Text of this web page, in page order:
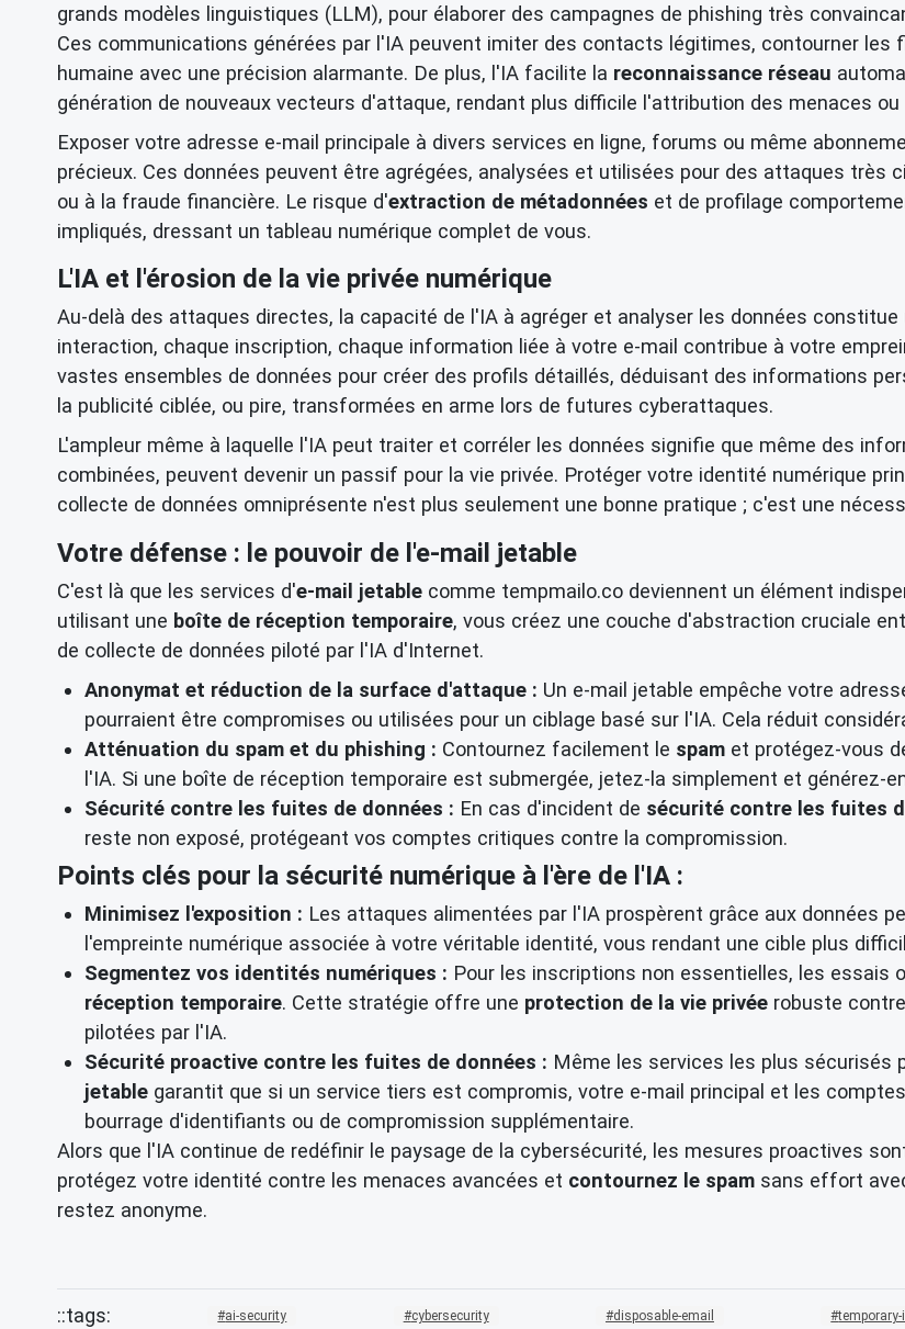
grands modèles linguistiques (LLM), pour élaborer des campagnes de phishing très
Ces communications générées par l'IA peuvent imiter des contacts légitimes, contourner
humaine avec une précision alarmante. De plus, l'IA facilite la reconnaissance réseau
génération de nouveaux vecteurs d'attaque, rendant plus difficile l'attribution des menaces ou
Exposer votre adresse e-mail principale à divers services en ligne, forums ou même
précieux. Ces données peuvent être agrégées, analysées et utilisées pour des attaques très
ou à la fraude financière. Le risque d'extraction de métadonnées et de profilage
impliqués, dressant un tableau numérique complet de vous.
L'IA et l'érosion de la vie privée numérique
Au-delà des attaques directes, la capacité de l'IA à agréger et analyser les données
interaction, chaque inscription, chaque information liée à votre e-mail contribue à votre
vastes ensembles de données pour créer des profils détaillés, déduisant des informations
la publicité ciblée, ou pire, transformées en arme lors de futures cyberattaques.
L'ampleur même à laquelle l'IA peut traiter et corréler les données signifie que même des
combinées, peuvent devenir un passif pour la vie privée. Protéger votre identité numérique
collecte de données omniprésente n'est plus seulement une bonne pratique ; c'est une
Votre défense : le pouvoir de l'e-mail jetable
C'est là que les services d'e-mail jetable comme tempmailo.co deviennent un élément
utilisant une boîte de réception temporaire, vous créez une couche d'abstraction cruciale
de collecte de données piloté par l'IA d'Internet.
Anonymat et réduction de la surface d'attaque : Un e-mail jetable empêche votre
pourraient être compromises ou utilisées pour un ciblage basé sur l'IA. Cela réduit
Atténuation du spam et du phishing : Contournez facilement le spam et protégez-vous
l'IA. Si une boîte de réception temporaire est submergée, jetez-la simplement et générez-
Sécurité contre les fuites de données : En cas d'incident de sécurité contre les fuites
reste non exposé, protégeant vos comptes critiques contre la compromission.
Points clés pour la sécurité numérique à l'ère de l'IA :
Minimisez l'exposition : Les attaques alimentées par l'IA prospèrent grâce aux données
l'empreinte numérique associée à votre véritable identité, vous rendant une cible plus
Segmentez vos identités numériques : Pour les inscriptions non essentielles, les essais
réception temporaire. Cette stratégie offre une protection de la vie privée robuste
pilotées par l'IA.
Sécurité proactive contre les fuites de données : Même les services les plus sécurisés
jetable garantit que si un service tiers est compromis, votre e-mail principal et les
bourrage d'identifiants ou de compromission supplémentaire.
Alors que l'IA continue de redéfinir le paysage de la cybersécurité, les mesures proactives
protégez votre identité contre les menaces avancées et contournez le spam sans effort
restez anonyme.
ai-security cybersecurity disposable-email temporary-